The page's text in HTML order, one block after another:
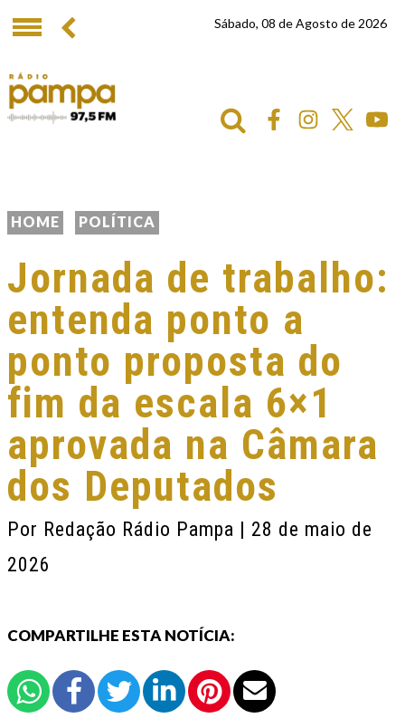
Sábado, 08 de Agosto de 2026
HOME POLÍTICA
Jornada de trabalho:
entenda ponto a
ponto proposta do
fim da escala 6×1
aprovada na Câmara
dos Deputados
Por Redação Rádio Pampa | 28 de maio de
2026
COMPARTILHE ESTA NOTÍCIA: